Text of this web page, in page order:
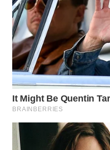
TOBA
WN
NIAS
WN
LANGKAT
WN